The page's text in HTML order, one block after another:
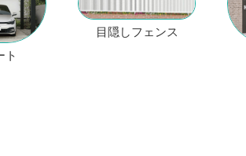
ト
目隠しフェンス